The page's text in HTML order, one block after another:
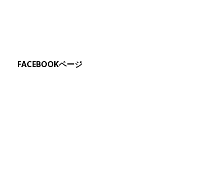
FACEBOOKページ